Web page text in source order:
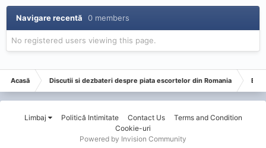
Navigare recentă 0 members
No registered users viewing this page.
Acasă Discutii si dezbateri despre piata escortelor din Romania
Limbaj Politică Intimitate Contact Us
Terms and Condition
Cookie-uri
Powered by Invision Community